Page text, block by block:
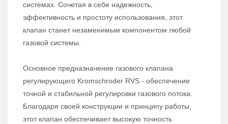
системах. Сочетая в себе надежность,
эффективность и простоту использования, этот
клапан станет незаменимым компонентом любой
газовой системы.
Основное предназначение газового клапана
регулирующего Kromschroder RVS - обеспечение
точной и стабильной регулировки газового потока.
Благодаря своей конструкции и принципу работы,
этот клапан обеспечивает высокую точность